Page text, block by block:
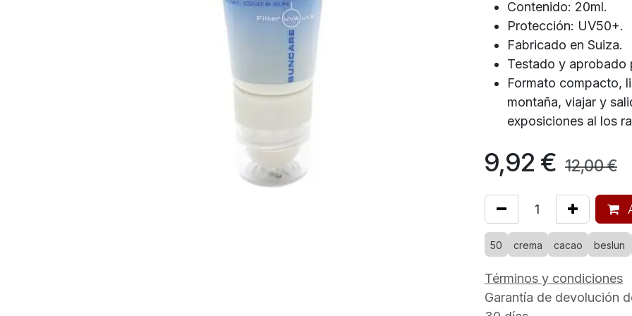
Contenido: 20ml.
Protección: UV50+.
Fabricado en Suiza.
Testado y aprobado
Formato compacto,
montaña, viajar y
exposiciones al los
9,92 € 12,00€
50 crema cacao beslun
Términos y condiciones
Garantía de devolución